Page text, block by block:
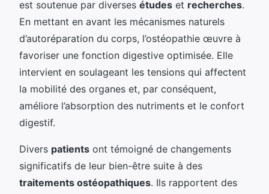
est soutenue par diverses études et recherches.
En mettant en avant les mécanismes naturels
d’autoréparation du corps, l’ostéopathie œuvre à
favoriser une fonction digestive optimisée. Elle
intervient en soulageant les tensions qui affectent
la mobilité des organes et, par conséquent,
améliore l’absorption des nutriments et le confort
digestif.
Divers patients ont témoigné de changements
significatifs de leur bien-être suite à des
traitements ostéopathiques. Ils rapportent des